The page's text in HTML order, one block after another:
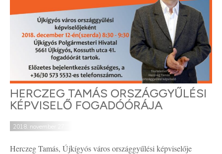
HERCZEG TAMÁS ORSZÁGGYŰLÉSI
KÉPVISELŐ FOGADÓÓRÁJA
2018. november 27.
Herczeg Tamás, Újkígyós város országgyűlési képviselője